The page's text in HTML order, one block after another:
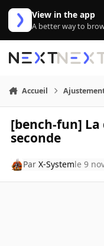
Aller au contenu
View in the app
A better way to
Accueil
[bench-fun] La
seconde
ParX-Systemle 9